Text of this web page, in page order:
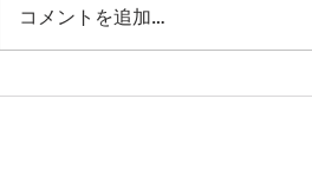
コメントを追加…